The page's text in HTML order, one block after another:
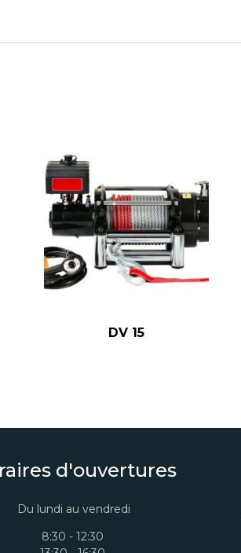
DV 15
d'ouvertures
Du lundi au vendredi
8:30 - 12:30